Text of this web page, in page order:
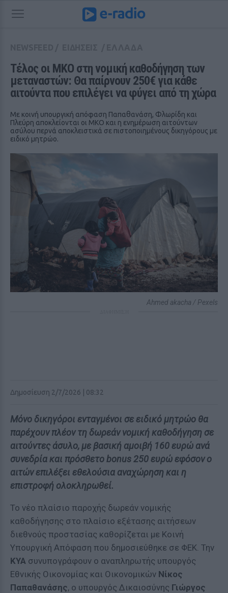
Τέλος οι ΜΚΟ στη νομική καθοδήγηση των
μεταναστών: Θα παίρνουν 250€ για κάθε
αιτούντα που επιλέγει να φύγει από τη χώρα
Με κοινή υπουργική απόφαση Παπαθανάση, Φλωρίδη και
Πλεύρη αποκλείονται οι ΜΚΟ και η ενημέρωση αιτούντων
ασύλου περνά αποκλειστικά σε πιστοποιημένους δικηγόρους με
ειδικό μητρώο.
Ahmed akacha / Pexels
Δημοσίευση 2/7/2026 | 08:32
Μόνο δικηγόροι ενταγμένοι σε ειδικό μητρώο θα
παρέχουν πλέον τη δωρεάν νομική καθοδήγηση σε
αιτούντες άσυλο, με βασική αμοιβή 160 ευρώ ανά
συνεδρία και πρόσθετο bonus 250 ευρώ εφόσον ο
αιτών επιλέξει εθελούσια αναχώρηση και η
επιστροφή ολοκληρωθεί.
Το νέο πλαίσιο παροχής δωρεάν νομικής
καθοδήγησης στο πλαίσιο εξέτασης αιτήσεων
διεθνούς προστασίας καθορίζεται με Κοινή
Υπουργική Απόφαση που δημοσιεύθηκε σε ΦΕΚ. Την
ΚΥΑ συνυπογράφουν ο αναπληρωτής υπουργός
Εθνικής Οικονομίας και Οικονομικών Νίκος
Παπαθανάσης, ο υπουργός Δικαιοσύνης Γιώργος